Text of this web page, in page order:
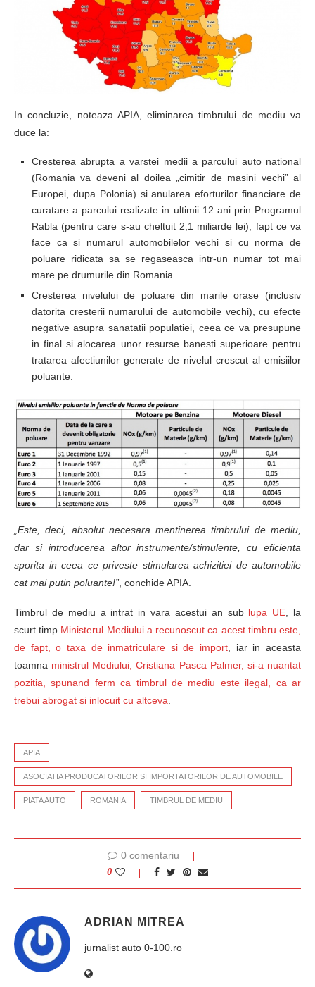
In concluzie, noteaza APIA, eliminarea timbrului de mediu va
duce la:
Cresterea abrupta a varstei medii a parcului auto national
(Romania va deveni al doilea „cimitir de masini vechi” al
Europei, dupa Polonia) si anularea eforturilor financiare de
curatare a parcului realizate in ultimii 12 ani prin Programul
Rabla (pentru care s-au cheltuit 2,1 miliarde lei), fapt ce va
face ca si numarul automobilelor vechi si cu norma de
poluare ridicata sa se regaseasca intr-un numar tot mai
mare pe drumurile din Romania.
Cresterea nivelului de poluare din marile orase (inclusiv
datorita cresterii numarului de automobile vechi), cu efecte
negative asupra sanatatii populatiei, ceea ce va presupune
in final si alocarea unor resurse banesti superioare pentru
tratarea afectiunilor generate de nivelul crescut al emisiilor
poluante.
„Este, deci, absolut necesara mentinerea timbrului de mediu,
dar si introducerea altor instrumente/stimulente, cu eficienta
sporita in ceea ce priveste stimularea achizitiei de automobile
cat mai putin poluante!” , conchide APIA.
Timbrul de mediu a intrat in vara acestui an sub lupa UE , la
scurt timp Ministerul Mediului a recunoscut ca acest timbru este,
de fapt, o taxa de inmatriculare si de import , iar in aceasta
toamna ministrul Mediului, Cristiana Pasca Palmer, si-a nuantat
pozitia, spunand ferm ca timbrul de mediu este ilegal, ca ar
trebui abrogat si inlocuit cu altceva
APIA
ASOCIATIA PRODUCATORILOR SI IMPORTATORILOR DE AUTOMOBILE
PIATA AUTO ROMANIA TIMBRUL DE MEDIU
0 comentariu
0
ADRIAN MITREA
jurnalist auto 0-100.ro